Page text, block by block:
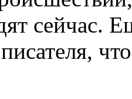
сейчас.